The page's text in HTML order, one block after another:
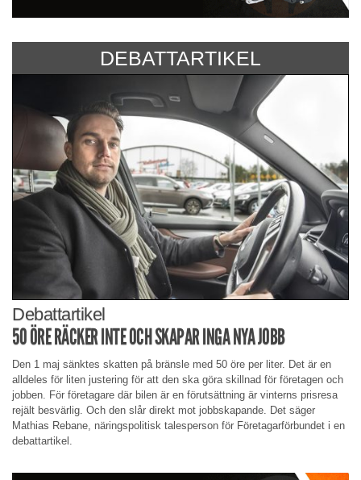
DEBATTARTIKEL
Debattartikel
50 ÖRE RÄCKER INTE OCH SKAPAR INGA NYA JOBB
Den 1 maj sänktes skatten på bränsle med 50 öre per liter. Det är en
alldeles för liten justering för att den ska göra skillnad för företagen och
jobben. För företagare där bilen är en förutsättning är vinterns prisresa
rejält besvärlig. Och den slår direkt mot jobbskapande. Det säger
Mathias Rebane, näringspolitisk talesperson för Företagarförbundet i en
debattartikel.